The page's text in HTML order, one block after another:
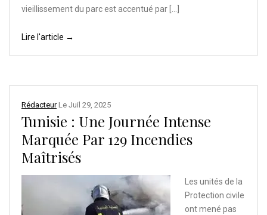
vieillissement du parc est accentué par […]
Lire l'article →
RédacteurLe Juil 29, 2025
Tunisie : Une Journée Intense
Marquée Par 129 Incendies
Maîtrisés
Les unités de la
Protection civile
ont mené pas